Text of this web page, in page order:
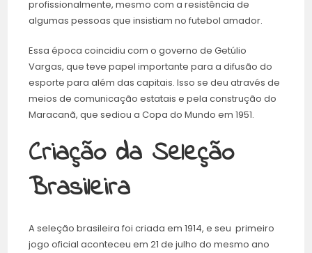
profissionalmente, mesmo com a resistência de
algumas pessoas que insistiam no futebol amador.
Essa época coincidiu com o governo de Getúlio
Vargas, que teve papel importante para a difusão do
esporte para além das capitais. Isso se deu através de
meios de comunicação estatais e pela construção do
Maracanã, que sediou a Copa do Mundo em 1951.
Criação da Seleção
Brasileira
A seleção brasileira foi criada em 1914, e seu primeiro
jogo oficial aconteceu em 21 de julho do mesmo ano